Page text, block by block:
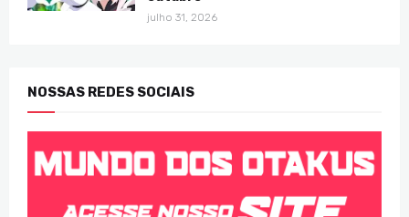
julho 31, 2026
NOSSAS REDES SOCIAIS